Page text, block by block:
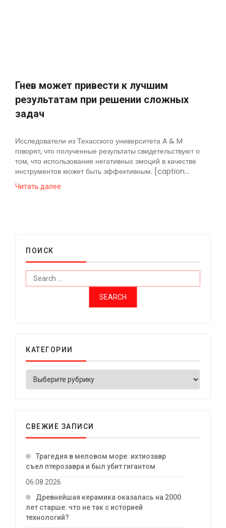
Гнев может привести к лучшим
результатам при решении сложных
задач
Исследователи из Техасского университета A & M
говорят, что полученные результаты свидетельствуют о
том, что использование негативных эмоций в качестве
инструментов может быть эффективным. [caption...
Читать далее
ПОИСК
КАТЕГОРИИ
СВЕЖИЕ ЗАПИСИ
Трагедия в меловом море: ихтиозавр
съел птерозавра и был убит гигантом
06.08.2026
Древнейшая керамика оказалась на 2000
лет старше: что не так с историей
технологий?